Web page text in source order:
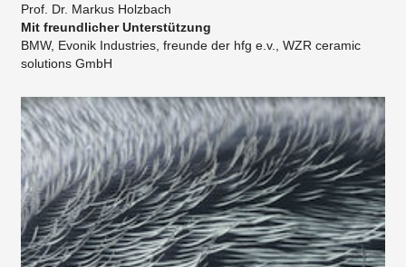
Prof. Dr. Markus Holzbach
Mit freundlicher Unterstützung
​BMW, Evonik Industries, freunde der hfg e.v., WZR ceramic
solutions GmbH